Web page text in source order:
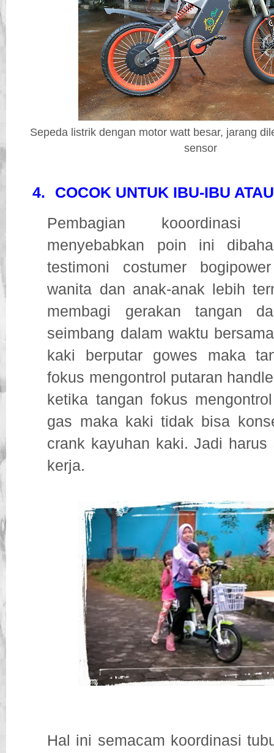
Sepeda listrik dengan motor watt besar, jarang
sensor
4.
COCOK UNTUK IBU-IBU
Pembagian
menyebabkan poin ini
testimoni costumer
wanita dan anak-anak lebih
membagi gerakan tangan
seimbang dalam waktu
kaki berputar gowes maka
fokus mengontrol putaran
ketika tangan fokus
gas maka kaki tidak bisa
crank kayuhan kaki. Jadi harus
kerja.
Hal ini semacam koordinasi